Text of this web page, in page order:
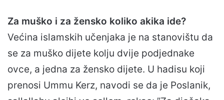
Za muško i za žensko koliko akika ide?
Većina islamskih učenjaka je na stanovištu da
se za muško dijete kolju dvije podjednake
ovce, a jedna za žensko dijete. U hadisu koji
prenosi Ummu Kerz, navodi se da je Poslanik,